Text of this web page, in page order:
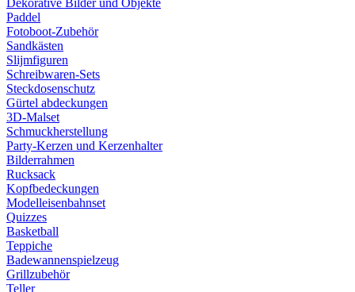
Dekorative Bilder und Objekte
Paddel
Fotoboot-Zubehör
Sandkästen
Slijmfiguren
Schreibwaren-Sets
Steckdosenschutz
Gürtel abdeckungen
3D-Malset
Schmuckherstellung
Party-Kerzen und Kerzenhalter
Bilderrahmen
Rucksack
Kopfbedeckungen
Modelleisenbahnset
Quizzes
Basketball
Teppiche
Badewannenspielzeug
Grillzubehör
Teller